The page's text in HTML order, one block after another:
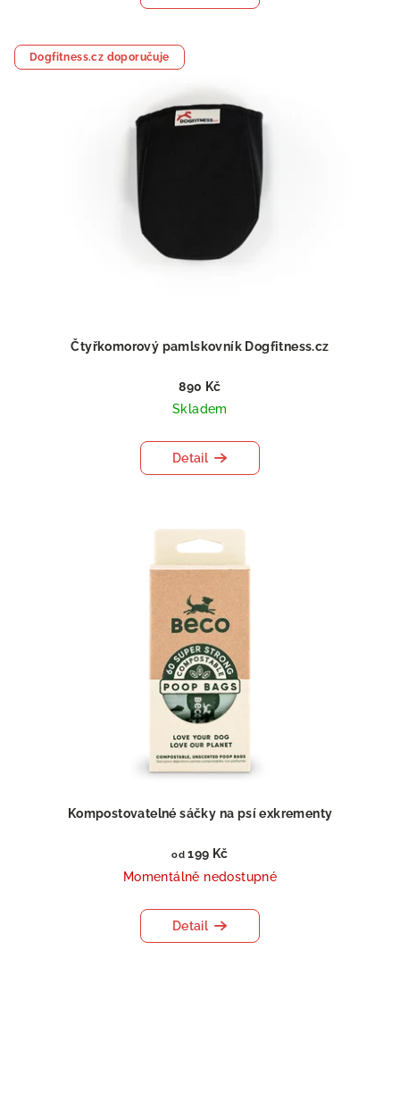
Dogfitness.cz doporučuje
Čtyřkomorový pamlskovník Dogfitness.cz
890 Kč
Skladem
Detail
Kompostovatelné sáčky na psí exkrementy
od 199 Kč
Momentálně nedostupné
Detail